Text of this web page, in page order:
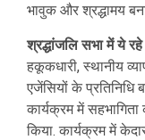
भावुक और श्रद्धामय
श्रद्धांजलि सभा में ये
हकूकधारी, स्थानीय
एजेंसियों के प्रतिनिधि
कार्यक्रम में
किया. कार्यक्रम में